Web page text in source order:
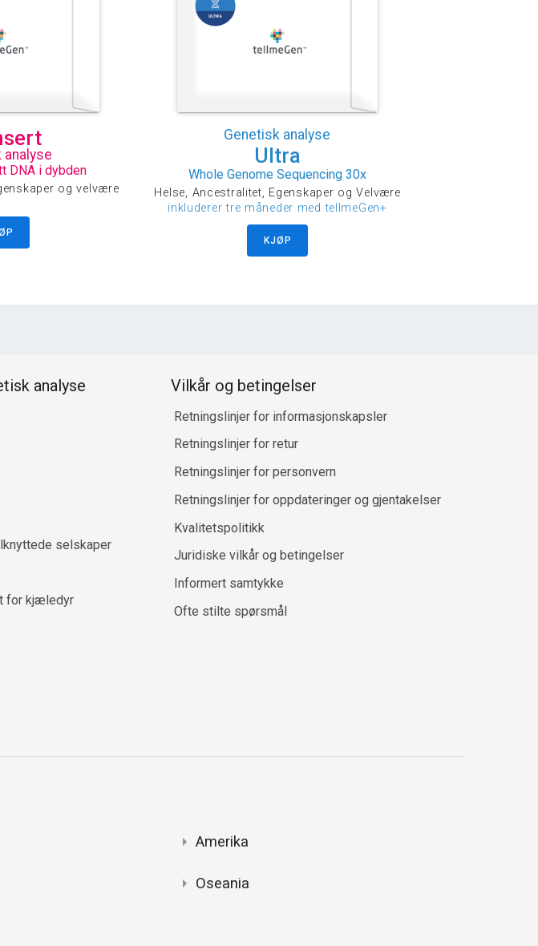
DNA i dybden
og velvære
Genetisk analyse
Ultra
Whole Genome Sequencing 30x
Helse, Ancestralitet, Egenskaper og Velvære
inkluderer tre måneder med tellmeGen+
KJØP
analyse
selskaper
for kjæledyr
Vilkår og betingelser
Retningslinjer for informasjonskapsler
Retningslinjer for retur
Retningslinjer for personvern
Retningslinjer for oppdateringer og gjentakelser
Kvalitetspolitikk
Juridiske vilkår og betingelser
Informert samtykke
Ofte stilte spørsmål
Amerika
Oseania